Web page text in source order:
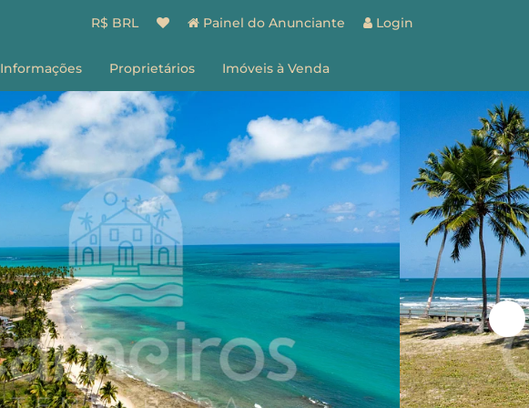
R$ BRL Painel do Anunciante Login
Informações
Sobre nós
Como Reservar
Perguntas Frequentes
Termos e Condições
Proprietários
Espaço do Proprietário
Gestão de Imóveis
Vantagens
Como Funciona
Fale Conosco
Imóveis à Venda